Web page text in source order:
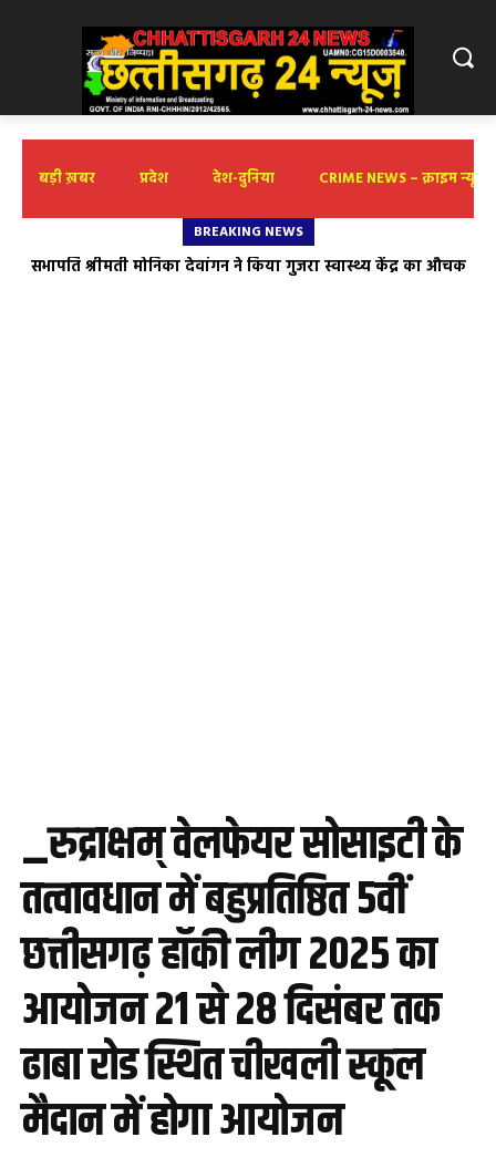
बड़ी ख़बर प्रदेश देश-दुनिया CRIME NEWS – क्राइम न्यूज़
BREAKING NEWS
सभापति श्रीमती मोनिका देवांगन ने किया गुजरा स्वास्थ्य केंद्र का औचक
जैनम बैद ने इरफान शेख और हैरी जोसेफ को जन्मदिन पर दी शुभकामनाएं
_रुद्राक्षम् वेलफेयर सोसाइटी के
तत्वावधान में बहुप्रतिष्ठित 5वीं
छत्तीसगढ़ हॉकी लीग 2025 का
आयोजन 21 से 28 दिसंबर तक
ढाबा रोड स्थित चीखली स्कूल
मैदान में होगा आयोजन